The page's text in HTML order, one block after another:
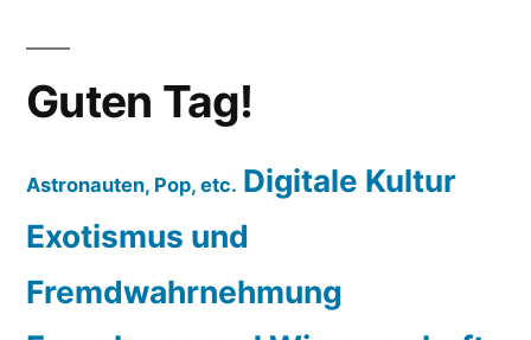
Guten Tag!
Astronauten, Pop, etc. Digitale Kultur
Exotismus und
Fremdwahrnehmung